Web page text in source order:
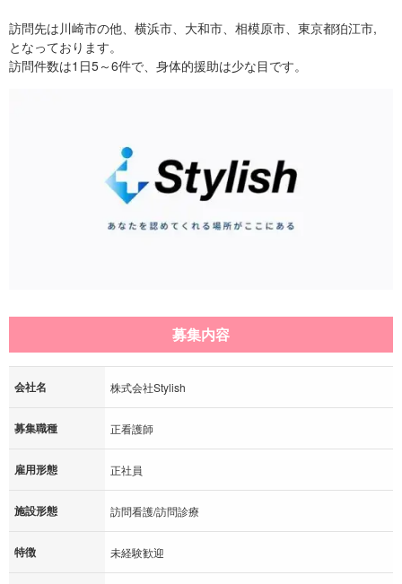
訪問先は川崎市の他、横浜市、大和市、相模原市、東京都狛江市,
となっております。
訪問件数は1日5～6件で、身体的援助は少な目です。
募集内容
会社名 株式会社Stylish
募集職種 正看護師
雇用形態 正社員
施設形態 訪問看護/訪問診療
特徴 未経験歓迎